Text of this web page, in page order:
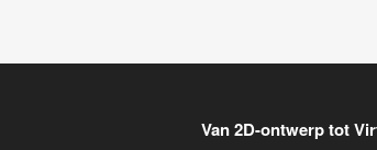
Van 2D-ontwerp tot